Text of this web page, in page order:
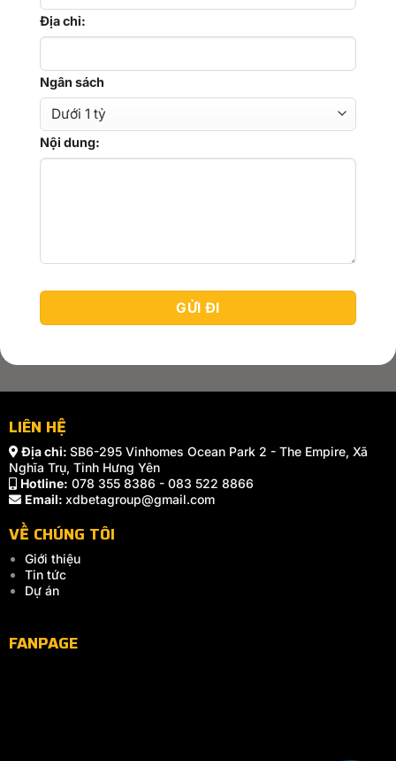
Địa chỉ:
Ngân sách
Nội dung:
LIÊN HỆ
Địa chỉ: SB6-295 Vinhomes Ocean Park 2 - The Empire, Xã
Nghĩa Trụ, Tỉnh Hưng Yên
Hotline: 078 355 8386 - 083 522 8866
Email: xdbetagroup@gmail.com
VỀ CHÚNG TÔI
Giới thiệu
Tin tức
Dự án
FANPAGE